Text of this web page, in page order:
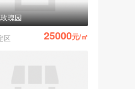
瑰园
区 25000元/㎡